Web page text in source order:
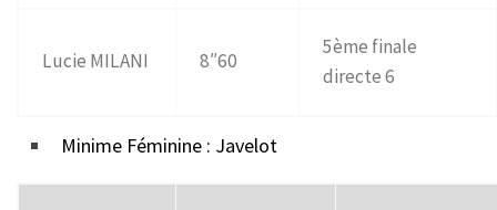
Lucie MILANI 8″60
5ème finale
directe 6
Minime Féminine : Javelot